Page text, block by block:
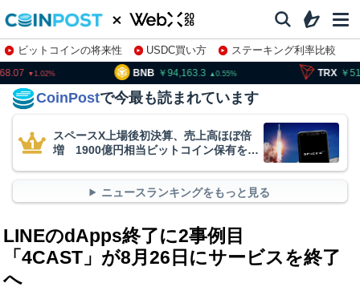
ビットコインの将来性 USDC買い方
ステーキング利率比較
株特集・関連銘柄
94,163.3 TRX 51.76
CoinPostで今最も読まれています
スペースX上場後初決算、売上高ほぼ倍
増 1900億円相当ビットコイン保有を継
ニュースランキングをもっと見る
LINEのdApps終了に2事例目
「4CAST」が8月26日にサービスを終了
へ